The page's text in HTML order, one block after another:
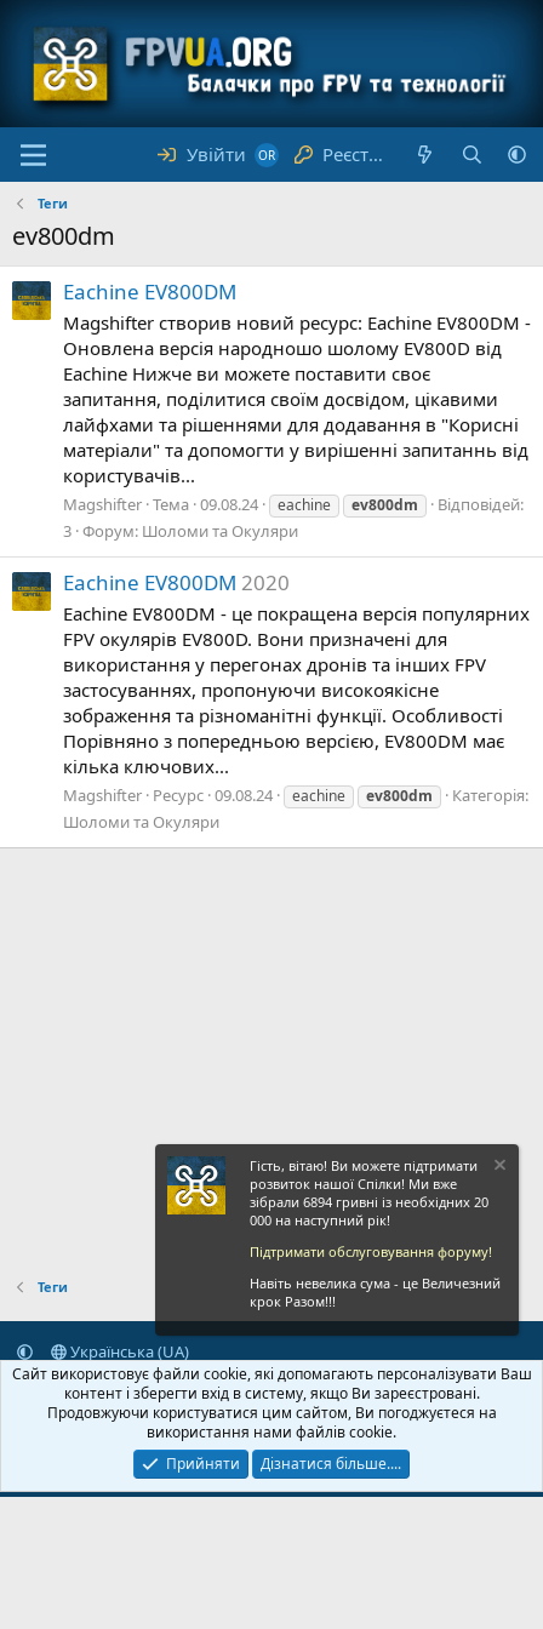
Увійти Реєстрація
Теги
ev800dm
Eachine EV800DM
Magshifter створив новий ресурс: Eachine EV800DM -
Оновлена версія народношо шолому EV800D від
Eachine Нижче ви можете поставити своє
запитання, поділитися своїм досвідом, цікавими
лайфхами та рішеннями для додавання в "Корисні
матеріали" та допомогти у вирішенні запитаннь від
користувачів...
Magshifter Тема 09.08.24 eachine ev800dm
Відповідей:
3 Форум: Шоломи та Окуляри
Eachine EV800DM 2020
Eachine EV800DM - це покращена версія популярних
FPV окулярів EV800D. Вони призначені для
використання у перегонах дронів та інших FPV
застосуваннях, пропонуючи високоякісне
зображення та різноманітні функції. Особливості
Порівняно з попередньою версією, EV800DM має
кілька ключових...
Magshifter Ресурс 09.08.24 eachine ev800dm
Категорія:
Шоломи та Окуляри
Теги
Українська (UA)
Зворотній зв'язок
Умови і правила
Політика конфіденційності
Дoпoмoга
Головна
R
S
S
© 2020-2026 FPVUA.ORG Розроблено:Magshifter
Гість, вітаю! Ви можете підтримати
розвиток нашої Спілки! Ми вже
зібрали 6894 гривні із необхідних 20
000 на наступний рік!
Підтримати обслуговування форуму!
Навіть невелика сума - це Величезний
крок Разом!!!
Сайт використовує файли cookie, які допомагають персоналізувати Ваш
контент і зберегти вхід в систему, якщо Ви зареєстровані.
Продовжуючи користуватися цим сайтом, Ви погоджуєтеся на
використання нами файлів cookie.
Прийняти
Дізнатися більше....